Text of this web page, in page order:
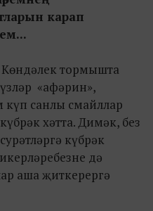
карап
Көндәлек тормышта
«афәрин»,
күп санлы смайллар
хәтта. Димәк, без
күбрәк
дә
аша җиткерергә